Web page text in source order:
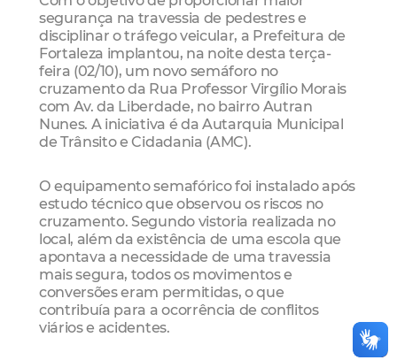
segurança na travessia de pedestres e
disciplinar o tráfego veicular, a Prefeitura de
Fortaleza implantou, na noite desta terça-
feira (02/10), um novo semáforo no
cruzamento da Rua Professor Virgílio Morais
com Av. da Liberdade, no bairro Autran
Nunes. A iniciativa é da Autarquia Municipal
de Trânsito e Cidadania (AMC).
O equipamento semafórico foi instalado após
estudo técnico que observou os riscos no
cruzamento. Segundo vistoria realizada no
local, além da existência de uma escola que
apontava a necessidade de uma travessia
mais segura, todos os movimentos e
conversões eram permitidas, o que
contribuía para a ocorrência de conflitos
viários e acidentes.